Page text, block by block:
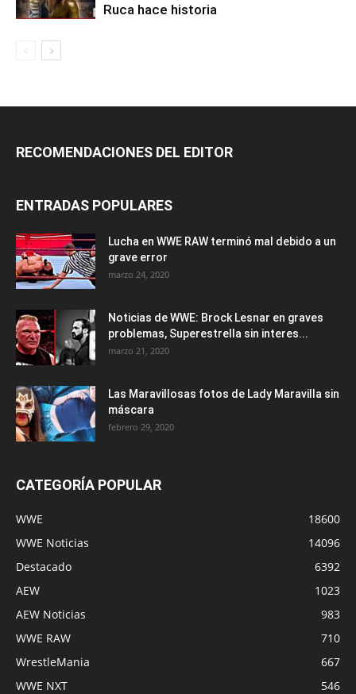
Ruca hace historia
RECOMENDACIONES DEL EDITOR
ENTRADAS POPULARES
Lucha en WWE RAW terminó mal debido a un
grave error
marzo 24, 2020
Noticias de WWE: Brock Lesnar en graves
problemas, Superestrella sin interes...
marzo 21, 2020
Las Maravillosas fotos de Lady Maravilla sin
máscara
febrero 29, 2020
CATEGORÍA POPULAR
WWE
18600
WWE Noticias
14096
Destacado
6392
AEW
1023
AEW Noticias
983
WWE RAW
710
WrestleMania
667
WWE NXT
546